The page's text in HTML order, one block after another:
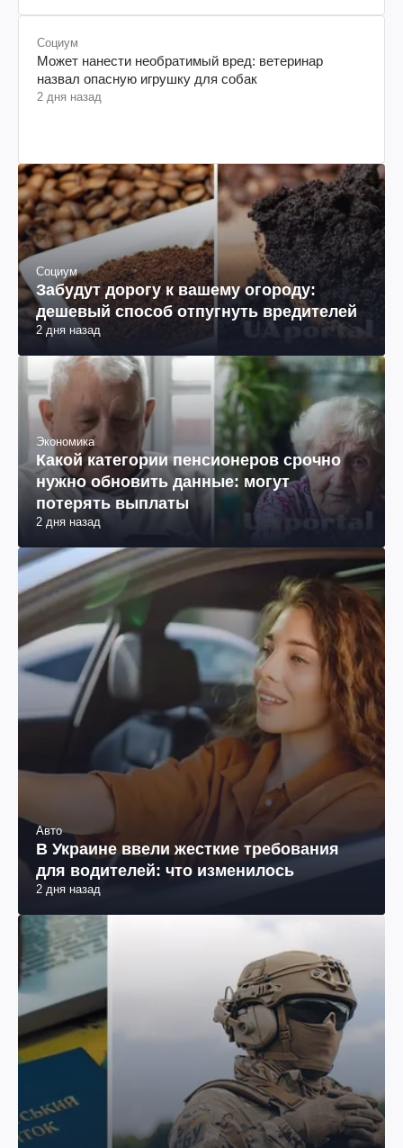
Социум
Может нанести необратимый вред: ветеринар
назвал опасную игрушку для собак
2 дня назад
Социум
Забудут дорогу к вашему огороду:
дешевый способ отпугнуть вредителей
2 дня назад
Экономика
Какой категории пенсионеров срочно
нужно обновить данные: могут
потерять выплаты
2 дня назад
Авто
В Украине ввели жесткие требования
для водителей: что изменилось
2 дня назад